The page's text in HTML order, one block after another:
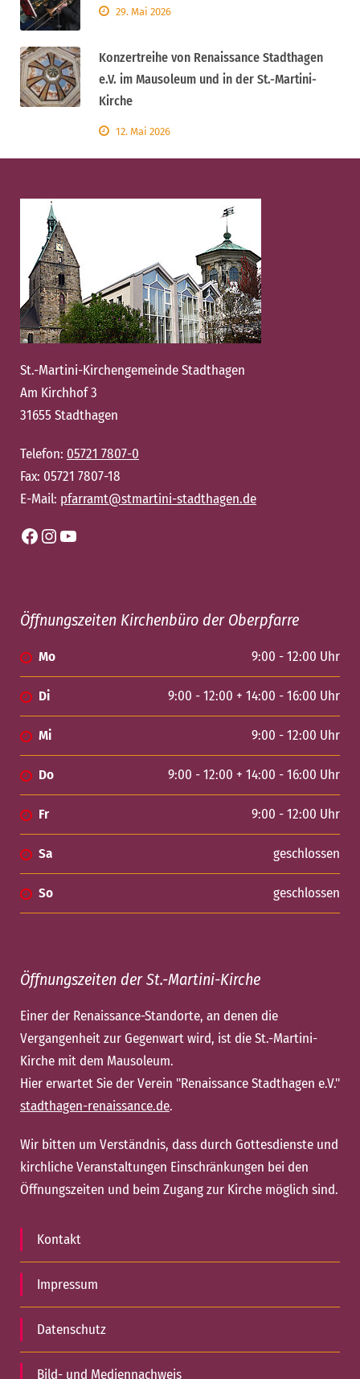
29. Mai 2026
Konzertreihe von Renaissance Stadthagen
e.V. im Mausoleum und in der St.-Martini-
Kirche
12. Mai 2026
St.-Martini-Kirchengemeinde Stadthagen
Am Kirchhof 3
31655 Stadthagen
Telefon: 05721 7807-0
Fax: 05721 7807-18
E-Mail: pfarramt@stmartini-stadthagen.de
Facebook Instagram YouTube
Öffnungszeiten Kirchenbüro der Oberpfarre
Mo 9:00 - 12:00 Uhr
Di 9:00 - 12:00 + 14:00 - 16:00 Uhr
Mi 9:00 - 12:00 Uhr
Do 9:00 - 12:00 + 14:00 - 16:00 Uhr
Fr 9:00 - 12:00 Uhr
Sa geschlossen
So geschlossen
Öffnungszeiten der St.-Martini-Kirche
Einer der Renaissance-Standorte, an denen die
Vergangenheit zur Gegenwart wird, ist die St.-Martini-
Kirche mit dem Mausoleum.
Hier erwartet Sie der Verein "Renaissance Stadthagen e.V."
stadthagen-renaissance.de.
Wir bitten um Verständnis, dass durch Gottesdienste und
kirchliche Veranstaltungen Einschränkungen bei den
Öffnungszeiten und beim Zugang zur Kirche möglich sind.
Kontakt
Impressum
Datenschutz
Bild- und Mediennachweis